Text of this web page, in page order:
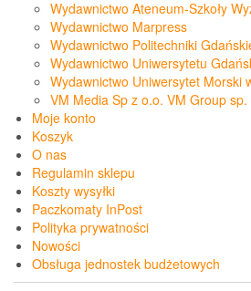
Wydawnictwo Ateneum-Szkoły
Wydawnictwo Marpress
Wydawnictwo Politechniki
Wydawnictwo Uniwersytetu
Wydawnictwo Uniwersytet Morski
VM Media Sp z o.o. VM Group
Moje konto
Koszyk
O nas
Regulamin sklepu
Koszty wysyłki
Paczkomaty InPost
Polityka prywatności
Nowości
Obsługa jednostek budżetowych